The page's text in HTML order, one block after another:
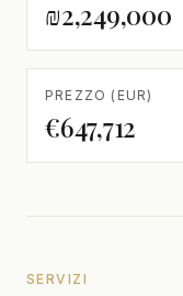
₪2,249,000
PREZZO (EUR)
€647,712
SERVIZI